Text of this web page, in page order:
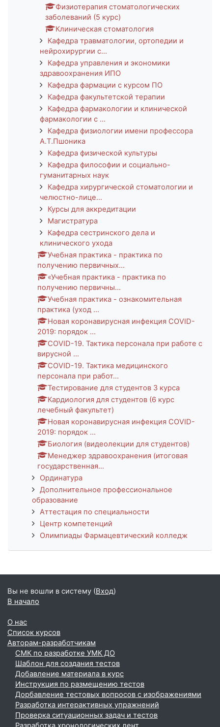
Физиотерапия стоматологических
заболеваний (5 курс)
Клиническая стоматология
Кафедра травматологии, ортопедии и
нейрохирургии с...
Кафедра управления и экономики
здравоохранения ИПО
Кафедра фармации с курсом ПО
Кафедра факультетской терапии
Кафедра фармакологии и клинической
фармакологии с ...
Кафедра физиологии имени профессора
А.Т.Пшоника
Кафедра физической культуры
Кафедра философии и социально-
гуманитарных наук
Кафедра хирургической стоматологии и
челюстно-лице...
Курсы для аккредитации
Магистратура
Кафедра сестринского дела и
клинического ухода
Учебная практика - практика по
получению первичных...
«Учебная практика - практика по
получению первичны...
Учебная практика - ознакомительная
практика (уход ...
Новая коронавирусная инфекция COVID-
2019: порядок ...
COVID-19. Тактика персонала при работе с
вирусной ...
COVID-19. Тактика медицинского
персонала при работ...
Тестирование для студентов 3 курса
Кардиология для студентов (6 курс
лечебный факультет)
Новая коронавирусная инфекция COVID-
2019: порядок ...
Биология (видеолекции для студентов)
Менеджер здравоохранения (итоговая
государственная...
Ординатура
Дополнительное профессиональное
образование
Аттестация по специальности
Центр компетенций
Олимпиады Фармацевтический колледж
Вы не вошли в систему (Вход)
В начало
О нас
Список курсов
Авторам-разработчикам
СМК по разработке УМК ДО
Шаблон для создания тестов
Добавление материала в курс
Инструкция по размещению тестов
Дорбавление тестовых вопросов с изображениями
Разработка интерактивных упражнений
Проверка ситуационных задач и тестов